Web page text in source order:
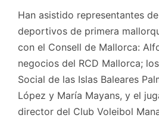
Han asistido representantes
deportivos de primera
con el Consell de Mallorca:
negocios del RCD Mallorca;
Social de las Islas Baleares
López y María Mayans, y el
director del Club Voleibol